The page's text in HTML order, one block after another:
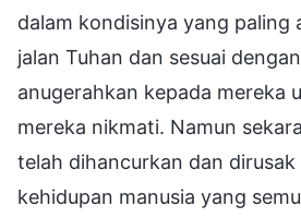
dalam kondisinya yang paling
jalan Tuhan dan sesuai
anugerahkan kepada mereka
mereka nikmati. Namun
telah dihancurkan dan dirusak
kehidupan manusia yang